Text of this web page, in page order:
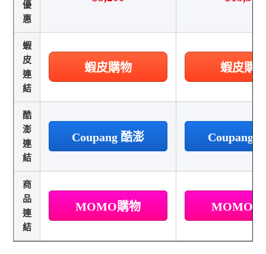
優
惠
蝦
皮
連
結
蝦皮購物 蝦皮購
酷
澎
連
結
Coupang 酷澎 Coupang
商
品
連
結
MOMO購物 MOMO